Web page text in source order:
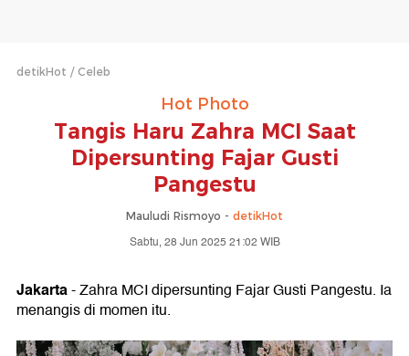
detikHot Celeb
Hot Photo
Tangis Haru Zahra MCI Saat
Dipersunting Fajar Gusti
Pangestu
Mauludi Rismoyo - detikHot
Sabtu, 28 Jun 2025 21:02 WIB
Jakarta- Zahra MCI dipersunting Fajar Gusti Pangestu. Ia
menangis di momen itu.